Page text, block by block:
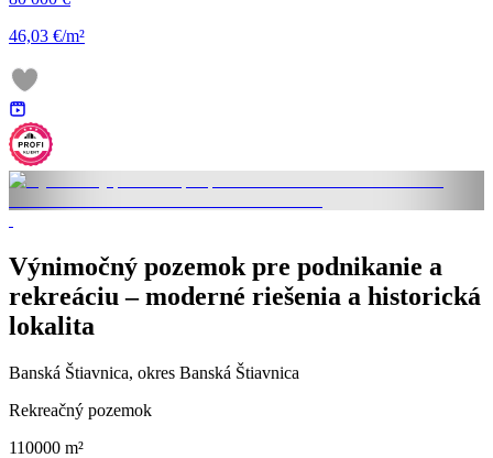
46,03 €/m²
Výnimočný pozemok pre podnikanie a
rekreáciu – moderné riešenia a historická
lokalita
Banská Štiavnica, okres Banská Štiavnica
Rekreačný pozemok
110000 m²